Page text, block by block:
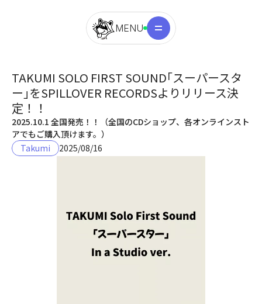
MENU
TAKUMI SOLO FIRST SOUND｢スーパースタ
ー｣をSPILLOVER RECORDSよりリリース決
定！！
2025.10.1 全国発売！！（全国のCDショップ、各オンラインスト
Takumi
2025/08/16